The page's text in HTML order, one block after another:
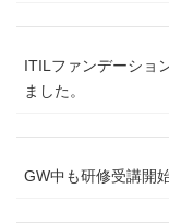
ITILファンデーショ
ました。
GW中も研修受講開